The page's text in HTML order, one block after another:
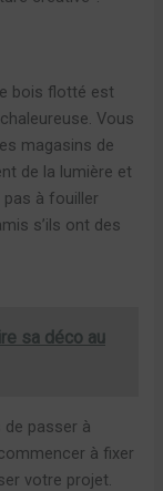
bois flotté est
Vous
magasins de
de la lumière et
pas à fouiller
s’ils ont des
sa déco au
passer à
à fixer
votre projet.